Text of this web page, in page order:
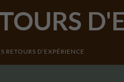
RETOURS D’EXPÉRIENCE